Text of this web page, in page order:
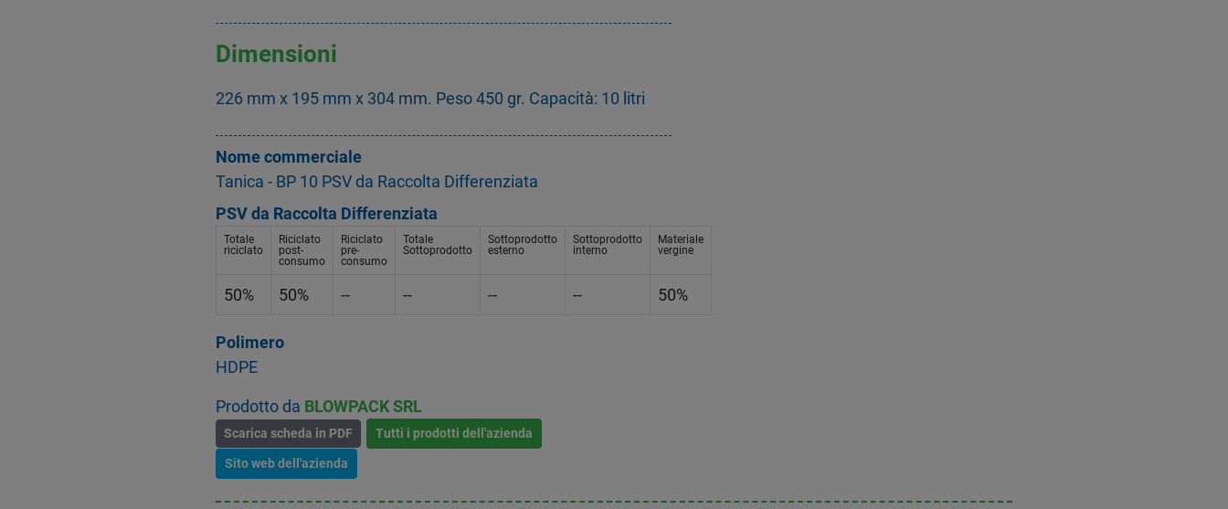
Dimensioni
226 mm x 195 mm x 304 mm. Peso 450 gr. Capacità: 10 litri
Nome commerciale
Tanica - BP 10 PSV da Raccolta Differenziata
PSV da Raccolta Differenziata
Totale
riciclato
Riciclato
post-
consumo
Riciclato
pre-
consumo
Totale
Sottoprodotto
Sottoprodotto
esterno
Sottoprodotto
interno
Materiale
vergine
50% 50% -- -- -- -- 50%
Polimero
HDPE
Prodotto da BLOWPACK SRL
Scarica scheda in PDF Tutti i prodotti dell'azienda
Sito web dell'azienda